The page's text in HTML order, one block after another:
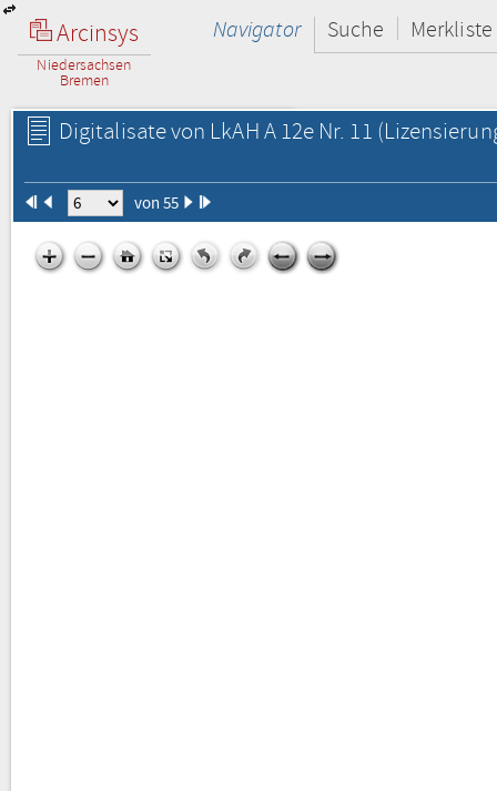
Arcinsys
Niedersachsen
Bremen
Navigator Suche Merkliste
Digitalisate von LkAH A 12e Nr. 11
von 55